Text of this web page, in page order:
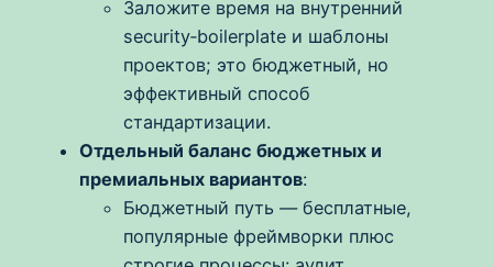
Заложите время на внутренний
security‑boilerplate и шаблоны
проектов; это бюджетный, но
эффективный способ
стандартизации.
Отдельный баланс бюджетных и
премиальных вариантов:
Бюджетный путь — бесплатные,
популярные фреймворки плюс